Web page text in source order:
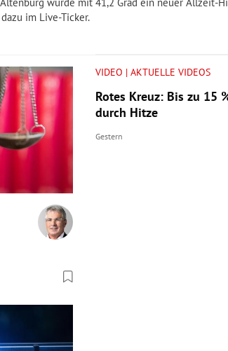
im Live-Ticker.
VIDEO | AKTUELLE VIDEOS
Rotes Kreuz: Bis zu 15
durch Hitze
Gestern